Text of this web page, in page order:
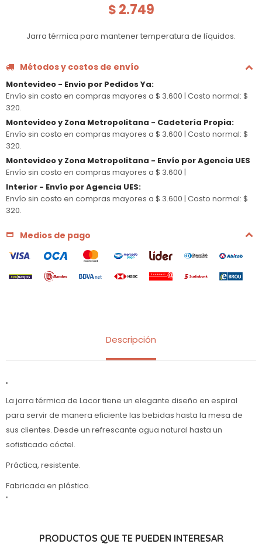
$ 2.749
Jarra térmica para mantener temperatura de líquidos.
Métodos y costos de envío
Montevideo - Envio por Pedidos Ya:
Envío sin costo en compras mayores a $ 3.600 | Costo normal: $
320.
Montevideo y Zona Metropolitana - Cadetería Propia:
Envío sin costo en compras mayores a $ 3.600 | Costo normal: $
320.
Montevideo y Zona Metropolitana - Envío por Agencia UES
Envío sin costo en compras mayores a $ 3.600 |
Interior - Envío por Agencia UES:
Envío sin costo en compras mayores a $ 3.600 | Costo normal: $
320.
Medios de pago
Descripción
"
La jarra térmica de Lacor tiene un elegante diseño en espiral
para servir de manera eficiente las bebidas hasta la mesa de
sus clientes. Desde un refrescante agua natural hasta un
sofisticado cóctel.
Práctica, resistente.
Fabricada en plástico.
"
PRODUCTOS QUE TE PUEDEN INTERESAR